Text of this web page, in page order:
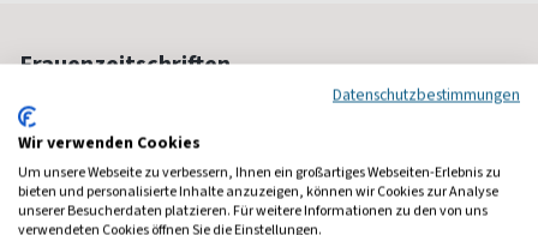
Frauenzeitschriften
Datenschutzbestimmungen
Wir verwenden Cookies
Um unsere Webseite zu verbessern, Ihnen ein großartiges Webseiten-Erlebnis zu
bieten und personalisierte Inhalte anzuzeigen, können wir Cookies zur Analyse
unserer Besucherdaten platzieren. Für weitere Informationen zu den von uns
verwendeten Cookies öffnen Sie die Einstellungen.